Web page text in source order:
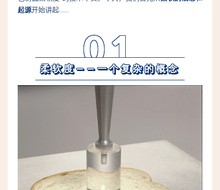
起源开始讲起……
01
柔软度——一个复杂的概念